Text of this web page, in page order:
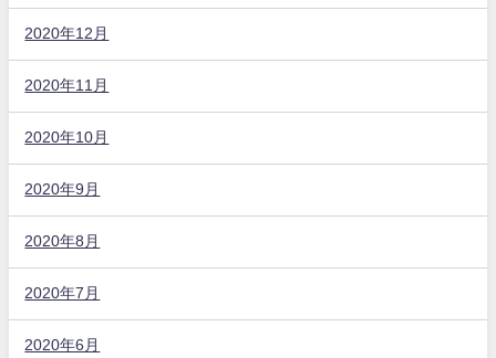
2020年12月
2020年11月
2020年10月
2020年9月
2020年8月
2020年7月
2020年6月